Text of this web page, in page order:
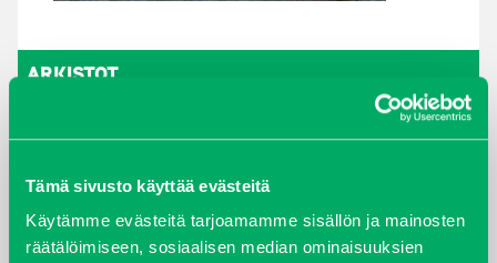
Tämä sivusto käyttää evästeitä
Käytämme evästeitä tarjoamamme sisällön ja mainosten
räätälöimiseen, sosiaalisen median ominaisuuksien
ARKISTOT
elokuu 2024
syyskuu 2023